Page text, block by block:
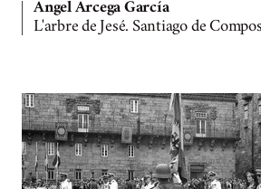
Angel Arcega García
L'arbre de Jesé. Santiago de